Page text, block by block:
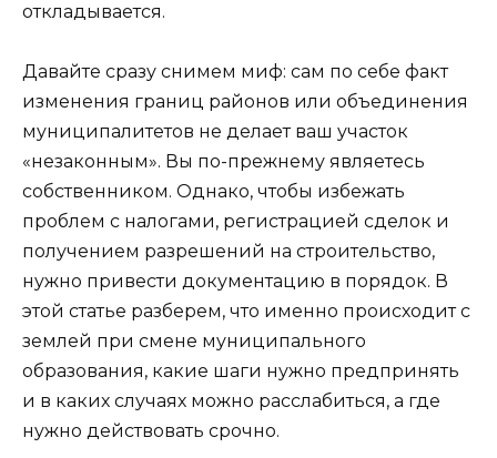
откладывается.
Давайте сразу снимем миф: сам по себе факт
изменения границ районов или объединения
муниципалитетов не делает ваш участок
«незаконным». Вы по-прежнему являетесь
собственником. Однако, чтобы избежать
проблем с налогами, регистрацией сделок и
получением разрешений на строительство,
нужно привести документацию в порядок. В
этой статье разберем, что именно происходит с
землей при смене муниципального
образования, какие шаги нужно предпринять
и в каких случаях можно расслабиться, а где
нужно действовать срочно.